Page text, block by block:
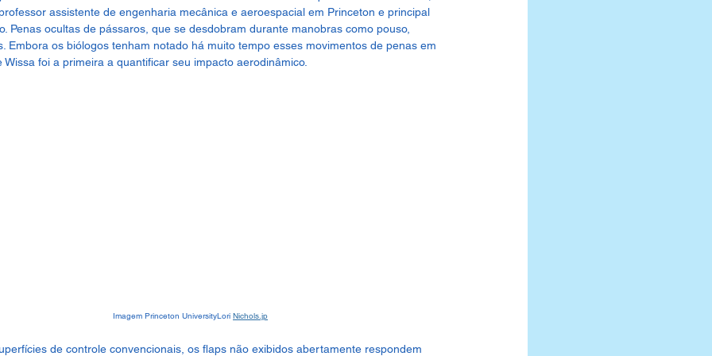
assistente de engenharia mecânica e aeroespacial em Princeton e principal
Penas ocultas de pássaros, que se desdobram durante manobras como pouso,
Embora os biólogos tenham notado há muito tempo esses movimentos de penas em
foi a primeira a quantificar seu impacto aerodinâmico.
							Imagem Princeton UniversityLori
Nichols.jp
de controle convencionais, os flaps não exibidos abertamente respondem